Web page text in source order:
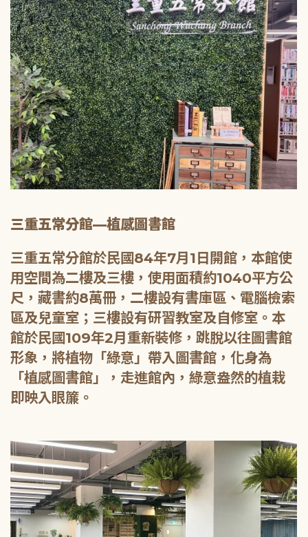
三重五常分館—植感圖書館
三重五常分館於民國84年7月1日開館，本館使
用空間為二樓及三樓，使用面積約1040平方公
尺，藏書約8萬冊，二樓設有書庫區、電腦檢索
區及兒童室；三樓設有研習教室及自修室。本
館於民國109年2月重新裝修，跳脫以往圖書館
形象，將植物「綠意」帶入圖書館，化身為
「植感圖書館」，走進館內，綠意盎然的植栽
即映入眼簾。